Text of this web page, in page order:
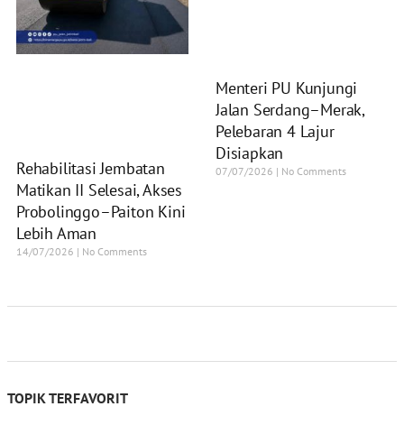
Rehabilitasi Jembatan
Matikan II Selesai, Akses
Probolinggo–Paiton Kini
Lebih Aman
14/07/2026 No Comments
Menteri PU Kunjungi
Jalan Serdang–Merak,
Pelebaran 4 Lajur
Disiapkan
07/07/2026 No Comments
TOPIK TERFAVORIT